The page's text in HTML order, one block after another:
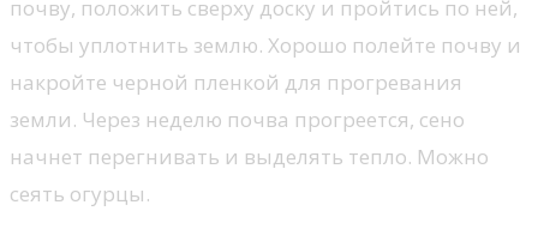
почву, положить сверху доску и пройтись по ней,
чтобы уплотнить землю. Хорошо полейте почву и
накройте черной пленкой для прогревания
земли. Через неделю почва прогреется, сено
начнет перегнивать и выделять тепло. Можно
сеять огурцы.